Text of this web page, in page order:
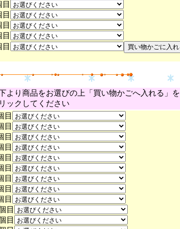
目
目
目
目
目
より商品をお選びの上「買い物かごへ入れる」を
ックしてください
目
目
目
目
目
目
目
目
目
目
目